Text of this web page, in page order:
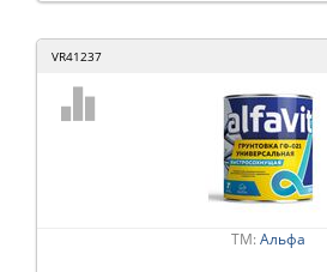
VR41237
ТМ: Альфа